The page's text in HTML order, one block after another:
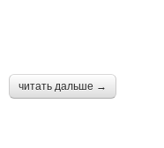
читать дальше →